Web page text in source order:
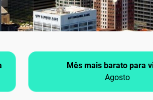
Mês mais barato para
Agosto